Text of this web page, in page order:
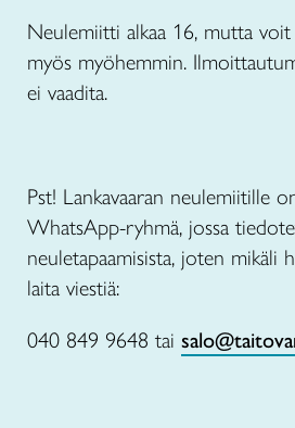
Neulemiitti alkaa 16, mutta voit
myös myöhemmin.
ei vaadita.
Pst! Lankavaaran neulemiitille
WhatsApp-ryhmä, jossa
neuletapaamisista, joten mikäli
laita viestiä:
040 849 9648 tai